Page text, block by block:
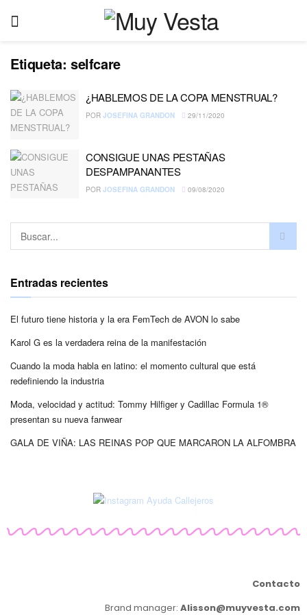
Etiqueta: selfcare
¿HABLEMOS DE LA COPA MENSTRUAL?
POR JOSEFINA GRANDON 29/11/2020
CONSIGUE UNAS PESTAÑAS
DESPAMPANANTES
POR JOSEFINA GRANDON 09/08/2020
Entradas recientes
El futuro tiene historia y la era FemTech de AVON lo sabe
Karol G es la verdadera reina de la manifestación
Cuando la moda habla en latino: el momento cultural que está
redefiniendo la industria
Moda, velocidad y actitud: Tommy Hilfiger y Cadillac Formula 1®
presentan su nueva fanwear
GALA DE VIÑA: LAS REINAS POP QUE MARCARON LA ALFOMBRA
Contacto
Brand manager: Alisson@muyvesta.com